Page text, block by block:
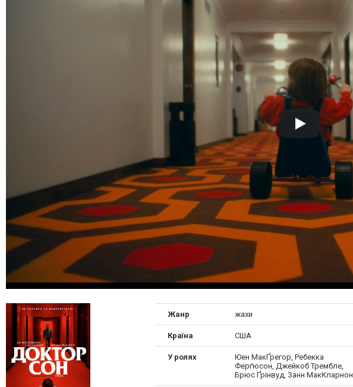
Жанр жахи
Країна США
У ролях
Юен МакҐрегор, Ребекка
Ферґюсон, Джейкоб Трембле,
Брюс Ґрінвуд, Занн МакКларнон